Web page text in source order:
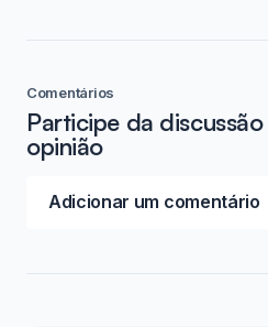
Comentários
Participe da
opinião
Adicionar um comentário